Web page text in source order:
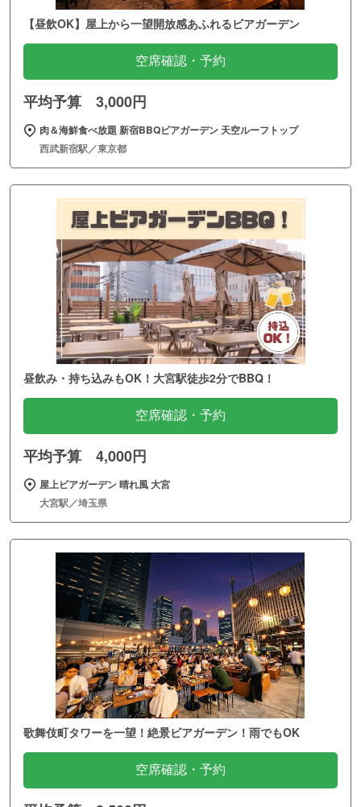
【昼飲OK】屋上から一望開放感あふれるビアガーデン
空席確認・予約
平均予算 3,000円
肉＆海鮮食べ放題 新宿BBQビアガーデン 天空ルーフトップ
西武新宿駅／東京都
昼飲み・持ち込みもOK！大宮駅徒歩2分でBBQ！
空席確認・予約
平均予算 4,000円
屋上ビアガーデン 晴れ風 大宮
大宮駅／埼玉県
歌舞伎町タワーを一望！絶景ビアガーデン！雨でもOK
空席確認・予約